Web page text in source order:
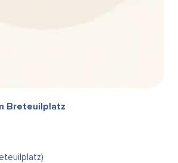
Breteuilplatz